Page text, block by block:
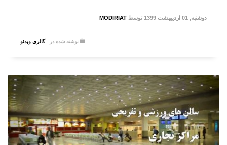
دوشنبه, 01 اردیبهشت 1399 توسط MODIRIAT
نوشته شده در : گالری ویدئو